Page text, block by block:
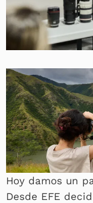
Hoy damos un
Desde EFE